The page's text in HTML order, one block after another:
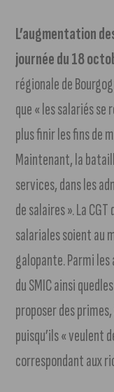
L’augmentation
journée du 18
régionale de
que « les salariés se
plus finir les fins de
Maintenant, la
services, dans les
de salaires ». La
salariales soient au
galopante. Parmi
du SMIC ainsi
proposer des
puisqu’ils « veulent
correspondant aux